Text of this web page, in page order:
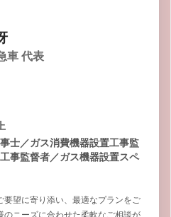
車 代表
士／ガス消費機器設置工事監
事監督者／ガス機器設置スペ
要望に寄り添い、最適なプランをご